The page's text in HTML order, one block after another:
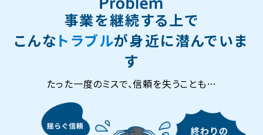
事業を継続する上で
こんなトラブルが身近に潜んでいま
す
たった一度のミスで、信頼を失うことも…